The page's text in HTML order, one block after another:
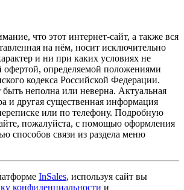
что этот интернет-сайт, а также вся
на нём, носит исключительно
и ни при каких условиях не
офертой, определяемой положениями
кодекса Российской Федерации.
неполна или неверна. Актуальная
и другая существенная информация
или по телефону. Подробную
пожалуйста, с помощью оформления
способов связи из раздела меню
InSales, используя сайт вы
конфиденциальности и